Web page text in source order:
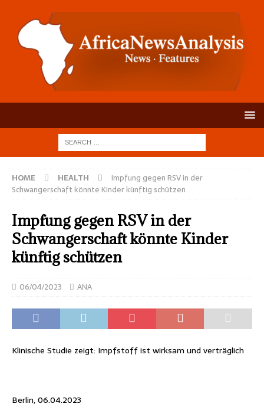
HOME HEALTH
Impfung gegen RSV in der
Schwangerschaft könnte Kinder künftig schützen
Impfung gegen RSV in der
Schwangerschaft könnte Kinder
künftig schützen
06/04/2023 ANA
Klinische Studie zeigt: Impfstoff ist wirksam und verträglich
Berlin, 06.04.2023